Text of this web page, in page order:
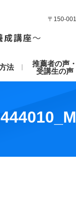
〒150-
法
推薦者の声・
受講生の声